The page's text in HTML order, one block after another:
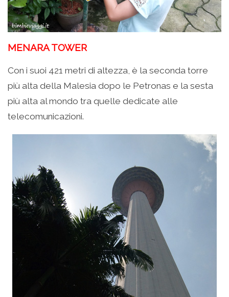
MENARA TOWER
Con i suoi 421 metri di altezza, è la seconda torre
più alta della Malesia dopo le Petronas e la sesta
più alta al mondo tra quelle dedicate alle
telecomunicazioni.